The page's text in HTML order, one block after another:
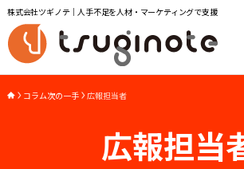
株式会社ツギノテ｜人手不足を人材・マーケティングで支援
コラム次の一手 広報担当者
広報担当